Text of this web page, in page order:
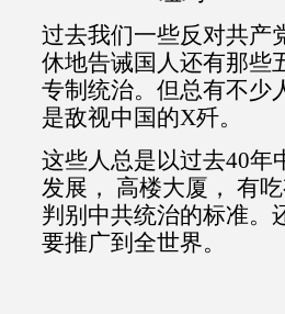
过去我们一些反对共产
休地告诫国人还有那些
专制统治。但总有不少
是敌视中国的X歼。
这些人总是以过去40年
发展， 高楼大厦， 有
判别中共统治的标准。
要推广到全世界。